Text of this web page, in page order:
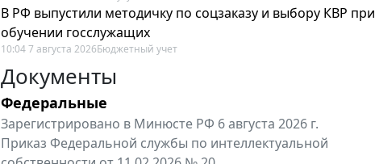
В РФ выпустили методичку по соцзаказу и выбору КВР при
обучении госслужащих
10:04 7 августа 2026Бюджетный учет
Документы
Федеральные
Зарегистрировано в Минюсте РФ 6 августа 2026 г.
Приказ Федеральной службы по интеллектуальной